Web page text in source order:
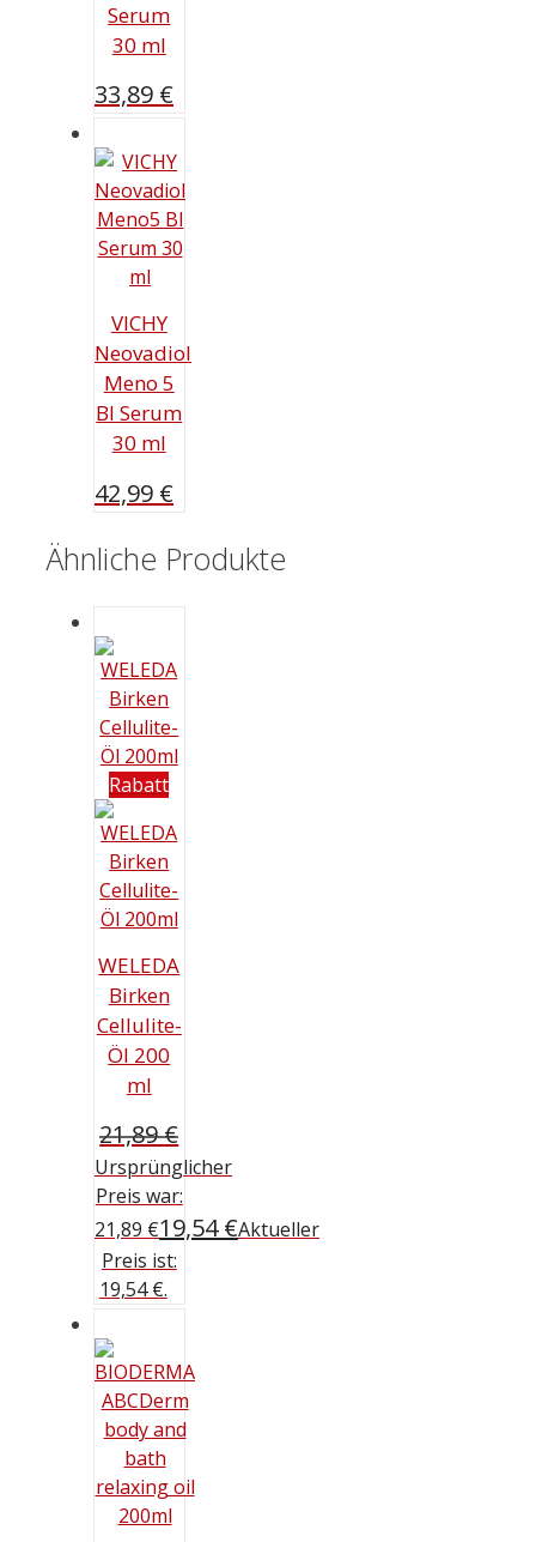
Serum
30 ml
33,89 €
VICHY
Neovadiol
Meno 5
BI Serum
30 ml
42,99 €
Ähnliche Produkte
Rabatt
WELEDA
Birken
Cellulite-
Öl 200
ml
21,89€
Ursprünglicher
Preis war:
21,89 €19,54€Aktueller
Preis ist:
19,54 €.